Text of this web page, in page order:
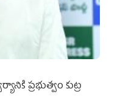
ప్రభుత్వం కుట్ర